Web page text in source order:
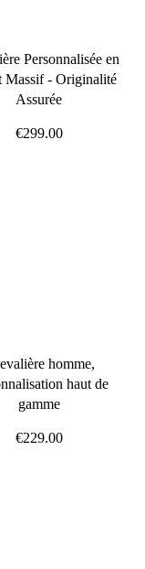
Personnalisée en
Massif - Originalité
Assurée
€299.00
homme,
haut de
gamme
€229.00